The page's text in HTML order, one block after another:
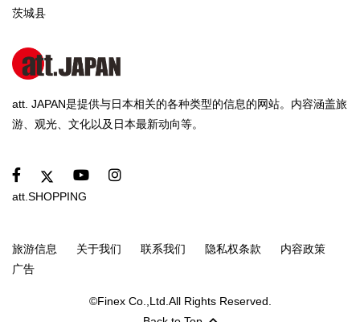
茨城县
att. JAPAN是提供与日本相关的各种类型的信息的网站。内容涵盖旅
游、观光、文化以及日本最新动向等。
att.SHOPPING
旅游信息 关于我们 联系我们 隐私权条款
内容政策
广告
©Finex Co.,Ltd.All Rights Reserved.